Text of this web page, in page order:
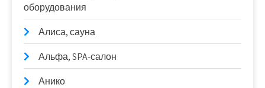
оборудования
Алиса, сауна
Альфа, SPA-салон
Анико